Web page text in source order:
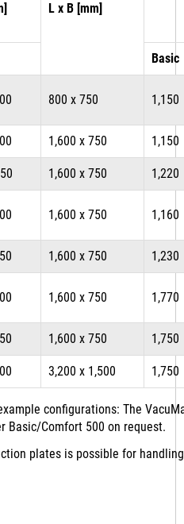
L x B [mm]
Basic
800 x 750 1,150
1,600 x 750 1,150
1,600 x 750 1,220
1,600 x 750 1,160
1,600 x 750 1,230
1,600 x 750 1,770
1,600 x 750 1,750
3,200 x 1,500 1,750
configurations: The
Basic/Comfort 500 on request.
plates is possible for